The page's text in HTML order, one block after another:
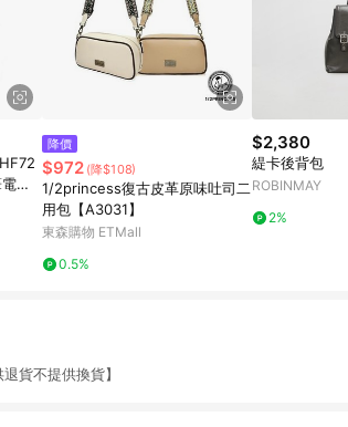
包
降價
$972 (降$108)
1/2princess復古皮革原味吐司二
用包【A3031】
東森購物 ETMall
0.5%
$2,380
緹卡後背包
ROBINMAY
2%
不提供換貨】